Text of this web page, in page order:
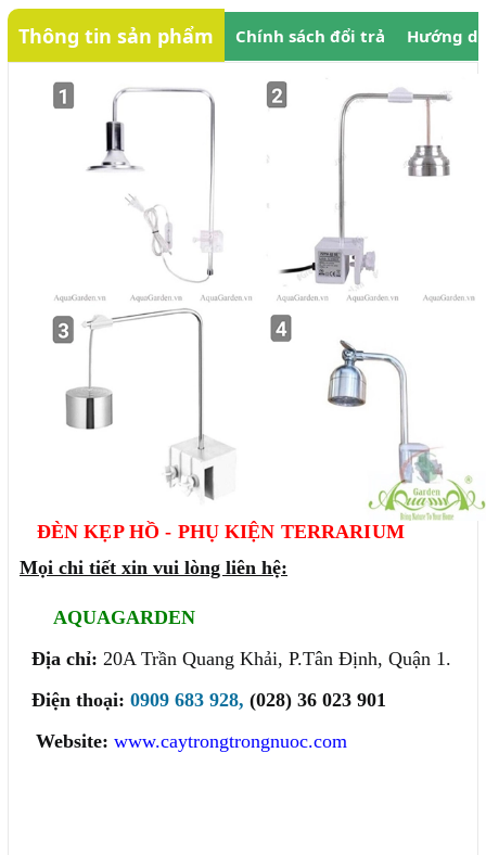
Thông tin sản phẩm Chính sách đổi trả Hướng
ĐÈN KẸP HỒ - PHỤ KIỆN TERRARIUM
Mọi chi tiết xin vui lòng liên hệ:
AQUAGARDEN
Địa chỉ: 20A Trần Quang Khải, P.Tân Định, Quận 1.
Điện thoại: 0909 683 928, (028) 36 023 901
Website: www.caytrongtrongnuoc.com